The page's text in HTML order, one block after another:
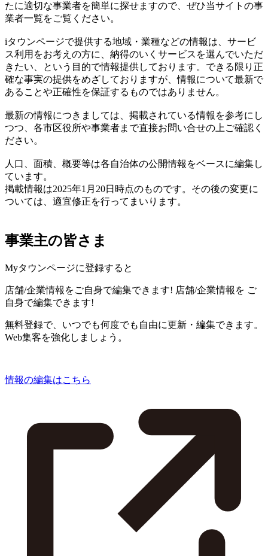
たに適切な事業者を簡単に探せますので、ぜひ当サイトの事
業者一覧をご覧ください。
iタウンページで提供する地域・業種などの情報は、サービ
ス利用をお考えの方に、納得のいくサービスを選んでいただ
きたい、という目的で情報提供しております。できる限り正
確な事実の提供をめざしておりますが、情報について最新で
あることや正確性を保証するものではありません。
最新の情報につきましては、掲載されている情報を参考にし
つつ、各市区役所や事業者まで直接お問い合せの上ご確認く
ださい。
人口、面積、概要等は各自治体の公開情報をベースに編集し
ています。
掲載情報は2025年1月20日時点のものです。その後の変更に
ついては、適宜修正を行ってまいります。
事業主の皆さま
Myタウンページに登録すると
店舗/企業情報をご自身で編集できます! 店舗/企業情報を ご
自身で編集できます!
無料登録で、いつでも何度でも自由に更新・編集できます。
Web集客を強化しましょう。
情報の編集はこちら